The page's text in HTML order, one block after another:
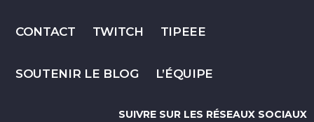
CONTACT TWITCH TIPEEE
SOUTENIR LE BLOG L’ÉQUIPE
SUIVRE SUR LES RÉSEAUX SOCIAUX